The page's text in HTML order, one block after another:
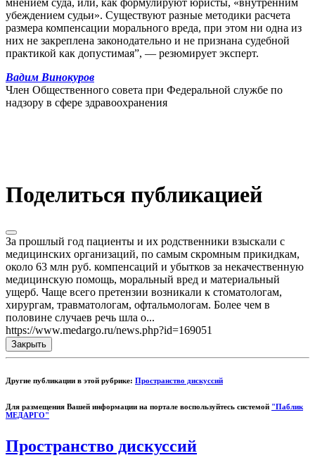
мнением суда, или, как формулируют юристы, «внутренним
убеждением судьи». Существуют разные методики расчета
размера компенсации морального вреда, при этом ни одна из
них не закреплена законодательно и не признана судебной
практикой как допустимая”, — резюмирует эксперт.
Вадим Винокуров
Член Общественного совета при Федеральной службе по
надзору в сфере здравоохранения
Поделиться публикацией
За прошлый год пациенты и их родственники взыскали с
медицинских организаций, по самым скромным прикидкам,
около 63 млн руб. компенсаций и убытков за некачественную
медицинскую помощь, моральный вред и материальный
ущерб. Чаще всего претензии возникали к стоматологам,
хирургам, травматологам, офтальмологам. Более чем в
половине случаев речь шла о...
https://www.medargo.ru/news.php?id=169051
Закрыть
Другие публикации в этой рубрике: Пространство дискуссий
Для размещения Вашей информации на портале воспользуйтесь системой "Паблик
МЕДАРГО"
Пространство дискуссий